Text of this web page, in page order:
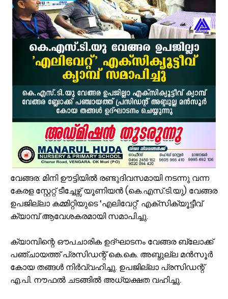
പ്രായം തടസ്സമല്ല; തിരൂരങ്ങാടി നഗരസഭയിൽ പ്ലസ് ടൂ
വേങ്ങരയുടെ അഭിമാനമായി ഹിപ്നോട്ടിസ്റ്റ് മുഹമ്മദ് റിയാസ്;
വാട്ടർ ടാങ്ക് വൃത്തിയാക്കുന്നതിനിടെ കെട്ടിടത്തിന്റെ മുകളിൽ നിന്ന്
ഉദ്യോഗസ്ഥ സംഘം പാണക്കാട് മണ്ണിടിച്ചിൽ ഉണ്ടായ സ്ഥലം
ചക്രവാതച്ചുഴിയുടെ സ്വാധീനം: സംസ്ഥാനത്ത് ഓഗസ്റ്റ് 7 വരെ മഴ
വിസ്ഡം യൂത്ത് വേങ്ങര സോൺ ട്രോമാകെയർ പരിശീലന ക്യാമ്പ്
പാണക്കാട് ശിഹാബ് തങ്ങളുടെ സ്മാരകമന്ദിരം വൈകാതെ
എസ്. എം. സർവർ മെഗാ ക്വിസ് -മലപ്പുറം ഈസ്റ്റ് സോൺ മത്സരം
സൗദിയിൽ വാഹനാപകടത്തിൽ മൂന്നിയൂർ സ്വദേശി മരണപ്പെട്ടു
ജോലിസ്ഥലത്ത് വെള്ളപ്പൊക്കം; അസമിൽ മരിച്ച തിരൂരങ്ങാടി
വേങ്ങര: മിനി ഊട്ടിയിൽ രണ്ടുദിവസമായി നടന്നു വന്ന
കേരള സ്റ്റേറ്റ് ടീച്ചേഴ്സ് യൂണിയൻ (കെ.എസ്.ടി.യു) വേങ്ങര
ഉപജില്ലാ കമ്മിറ്റിയുടെ ‘എലിവേറ്റ്’ എക്സിക്യൂട്ടീവ്
ക്യാമ്പ് ആവേശകരമായി സമാപിച്ചു.
ക്യാമ്പിന്റെ ഔപചാരിക ഉദ്ഘാടനം വേങ്ങര ബ്ലോക്ക്
പഞ്ചായത്ത് പ്രസിഡന്റ് കെ.കെ. അബ്ദുല്ല മൻസൂർ
കോയ തങ്ങൾ നിർവ്വഹിച്ചു. ഉപജില്ലാ പ്രസിഡന്റ്
എ.പി. നൗഫൽ ചടങ്ങിൽ അധ്യക്ഷത വഹിച്ചു.